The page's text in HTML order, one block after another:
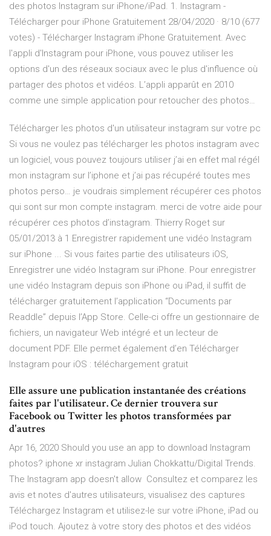
des photos Instagram sur iPhone/iPad. 1. Instagram -
Télécharger pour iPhone Gratuitement 28/04/2020 · 8/10 (677
votes) - Télécharger Instagram iPhone Gratuitement. Avec
l'appli d'Instagram pour iPhone, vous pouvez utiliser les
options d'un des réseaux sociaux avec le plus d'influence où
partager des photos et vidéos. L’appli apparût en 2010
comme une simple application pour retoucher des photos…
Télécharger les photos d'un utilisateur instagram sur votre pc
Si vous ne voulez pas télécharger les photos instagram avec
un logiciel, vous pouvez toujours utiliser j’ai en effet mal régél
mon instagram sur l’iphone et j’ai pas récupéré toutes mes
photos perso… je voudrais simplement récupérer ces photos
qui sont sur mon compte instagram. merci de votre aide pour
récupérer ces photos d’instagram. Thierry Roget sur
05/01/2013 à 1 Enregistrer rapidement une vidéo Instagram
sur iPhone ... Si vous faites partie des utilisateurs iOS,
Enregistrer une vidéo Instagram sur iPhone. Pour enregistrer
une vidéo Instagram depuis son iPhone ou iPad, il suffit de
télécharger gratuitement l’application “Documents par
Readdle” depuis l’App Store. Celle-ci offre un gestionnaire de
fichiers, un navigateur Web intégré et un lecteur de
document PDF. Elle permet également d’en Télécharger
Instagram pour iOS : téléchargement gratuit
Elle assure une publication instantanée des créations
faites par l'utilisateur. Ce dernier trouvera sur
Facebook ou Twitter les photos transformées par
d'autres
Apr 16, 2020 Should you use an app to download Instagram
photos? iphone xr instagram Julian Chokkattu/Digital Trends.
The Instagram app doesn't allow Consultez et comparez les
avis et notes d'autres utilisateurs, visualisez des captures
Téléchargez Instagram et utilisez-le sur votre iPhone, iPad ou
iPod touch. Ajoutez à votre story des photos et des vidéos